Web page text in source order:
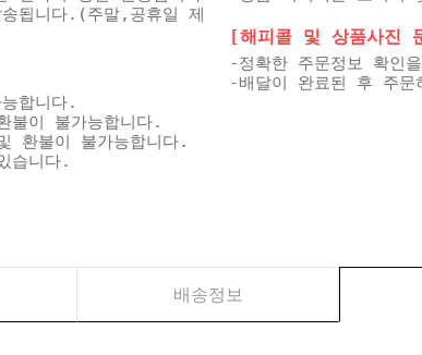
됩니다.(주말,공휴일 제
합니다.
이 불가능합니다.
환불이 불가능합니다.
습니다.
[해피콜 및 상품사진
-정확한 주문정보 확인
-배달이 완료된 후 주
배송정보